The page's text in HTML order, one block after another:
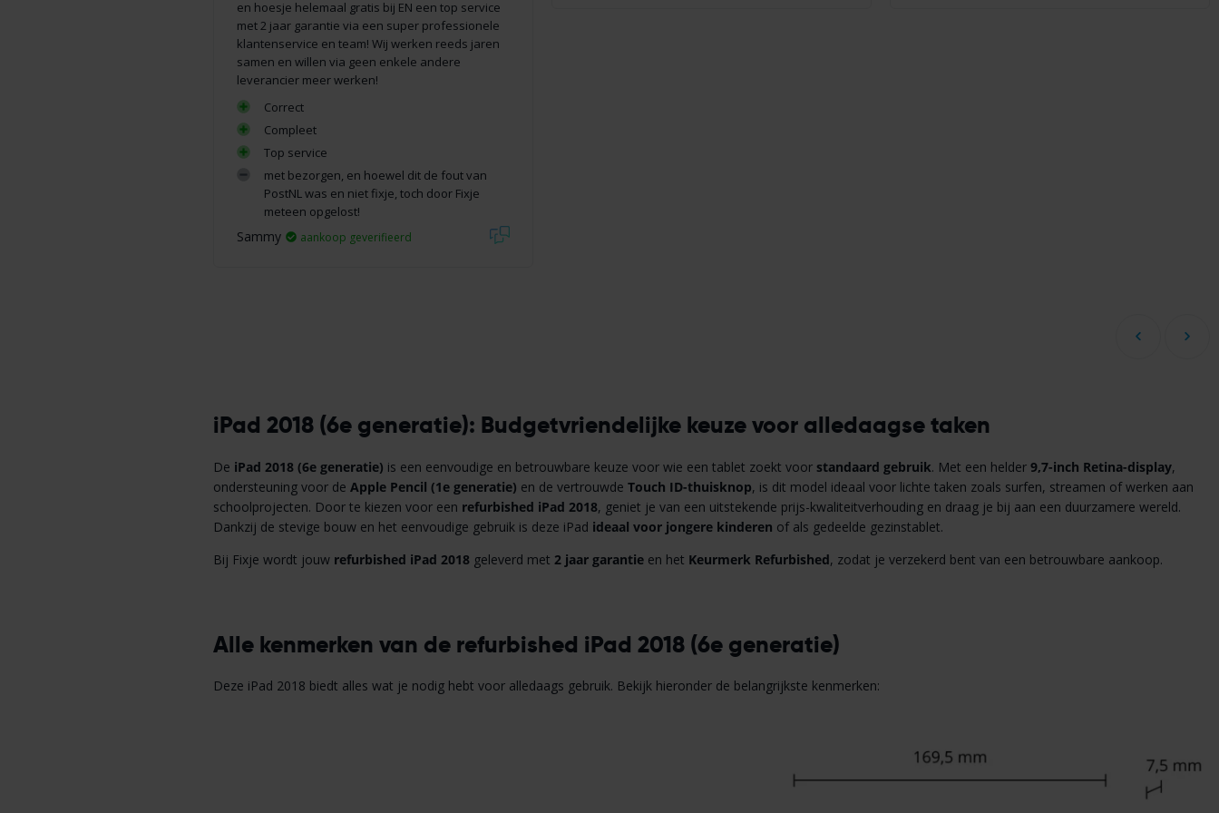
en hoesje helemaal gratis bij EN een top service
met 2 jaar garantie via een super professionele
klantenservice en team! Wij werken reeds jaren
samen en willen via geen enkele andere
leverancier meer werken!
Correct
Compleet
Top service
met bezorgen, en hoewel dit de fout van
PostNL was en niet fixje, toch door Fixje
meteen opgelost!
Sammy aankoop geverifieerd
iPad 2018 (6e generatie): Budgetvriendelijke keuze voor alledaagse taken
De iPad 2018 (6e generatie) is een eenvoudige en betrouwbare keuze voor wie een tablet zoekt voor standaard gebruik. Met een helder 9,7-inch Retina-display,
ondersteuning voor de Apple Pencil (1e generatie) en de vertrouwde Touch ID-thuisknop, is dit model ideaal voor lichte taken zoals surfen, streamen of werken aan
schoolprojecten. Door te kiezen voor een refurbished iPad 2018, geniet je van een uitstekende prijs-kwaliteitverhouding en draag je bij aan een duurzamere wereld.
Dankzij de stevige bouw en het eenvoudige gebruik is deze iPad ideaal voor jongere kinderen of als gedeelde gezinstablet.
Bij Fixje wordt jouw refurbished iPad 2018geleverd met 2 jaar garantieen het Keurmerk Refurbished, zodat je verzekerd bent van een betrouwbare aankoop.
Alle kenmerken van de refurbished iPad 2018 (6e generatie)
Deze iPad 2018 biedt alles wat je nodig hebt voor alledaags gebruik. Bekijk hieronder de belangrijkste kenmerken: